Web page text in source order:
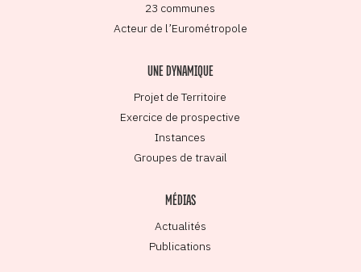
23 communes
Acteur de l’Eurométropole
UNE DYNAMIQUE
Projet de Territoire
Exercice de prospective
Instances
Groupes de travail
MÉDIAS
Actualités
Publications